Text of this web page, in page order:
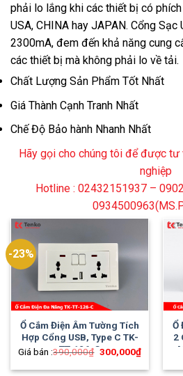
phải lo lắng khi các thiết bị có
USA, CHINA hay JAPAN. Cổng Sạc
2300mA, đem đến khả năng cung
các thiết bị mà không phải lo về tải.
Chất Lượng Sản Phẩm Tốt Nhất
Giá Thành Cạnh Tranh Nhất
Chế Độ Bảo hành Nhanh Nhất
Hãy gọi cho chúng tôi để được tư
nghiệp
Hotline : 02432151937 –
-23%
Ổ Cắm Điện Âm Tường Tích
Hợp Cổng USB, Type C TK-
TT-126-C
Giá bán :390,000₫ Giá
là:
300,000₫Giá
hiện
tại
Ổ
2